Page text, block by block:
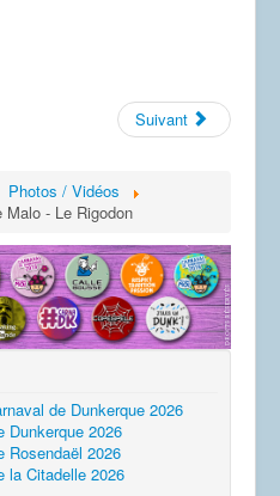
Suivant
Photos / Vidéos
Malo - Le Rigodon
de Dunkerque 2026
Dunkerque 2026
Rosendaël 2026
la Citadelle 2026